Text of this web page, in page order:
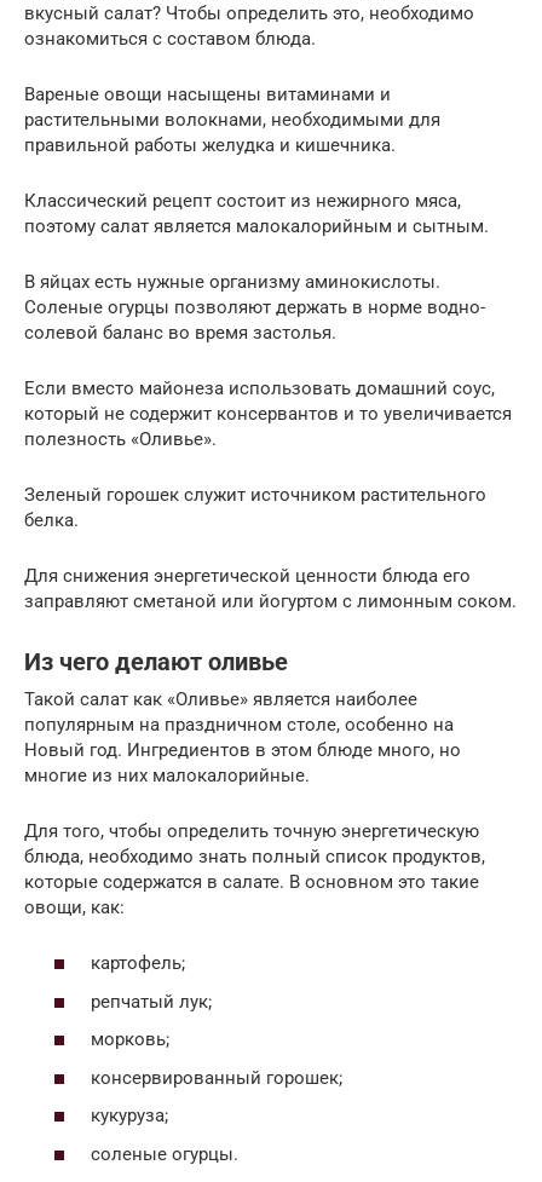
вкусный салат? Чтобы определить это, необходимо
ознакомиться с составом блюда.
Вареные овощи насыщены витаминами и
растительными волокнами, необходимыми для
правильной работы желудка и кишечника.
Классический рецепт состоит из нежирного мяса,
поэтому салат является малокалорийным и сытным.
В яйцах есть нужные организму аминокислоты.
Соленые огурцы позволяют держать в норме водно-
солевой баланс во время застолья.
Если вместо майонеза использовать домашний соус,
который не содержит консервантов и то увеличивается
полезность «Оливье».
Зеленый горошек служит источником растительного
белка.
Для снижения энергетической ценности блюда его
заправляют сметаной или йогуртом с лимонным соком.
Из чего делают оливье
Такой салат как «Оливье» является наиболее
популярным на праздничном столе, особенно на
Новый год. Ингредиентов в этом блюде много, но
многие из них малокалорийные.
Для того, чтобы определить точную энергетическую
блюда, необходимо знать полный список продуктов,
которые содержатся в салате. В основном это такие
овощи, как:
картофель;
репчатый лук;
морковь;
консервированный горошек;
кукуруза;
соленые огурцы.